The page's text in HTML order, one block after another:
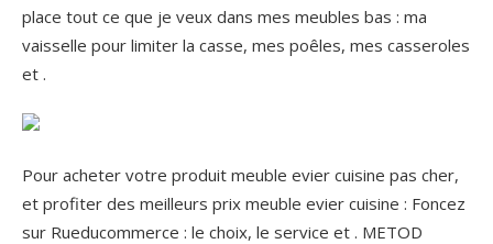
place tout ce que je veux dans mes meubles bas : ma
vaisselle pour limiter la casse, mes poêles, mes casseroles
et .
Pour acheter votre produit meuble evier cuisine pas cher,
et profiter des meilleurs prix meuble evier cuisine : Foncez
sur Rueducommerce : le choix, le service et . METOD